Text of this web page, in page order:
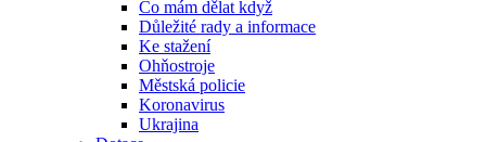
Co mám dělat když
Důležité rady a informace
Ke stažení
Ohňostroje
Městská policie
Koronavirus
Ukrajina